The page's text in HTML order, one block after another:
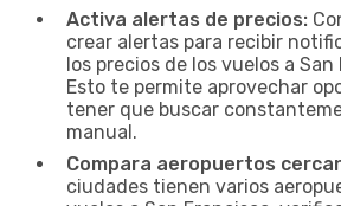
Activa alertas de precios:
crear alertas para recibir
los precios de los vuelos a
Esto te permite aprovechar
tener que buscar
manual.
Compara aeropuertos
ciudades tienen varios